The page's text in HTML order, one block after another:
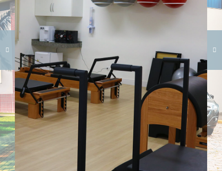
Carregando galeria...